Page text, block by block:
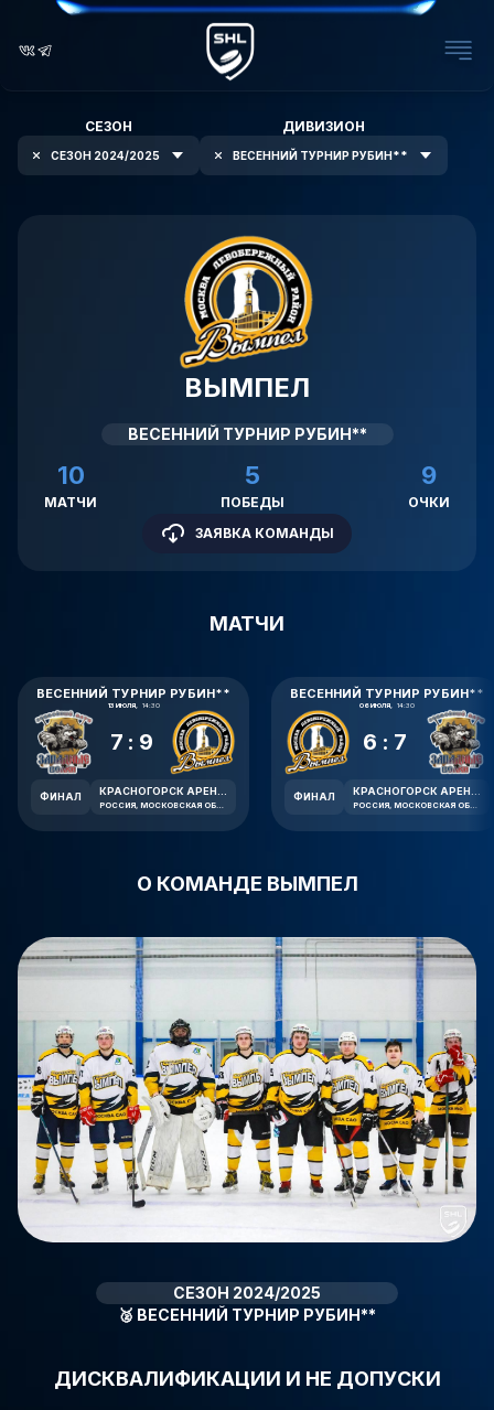
СЕЗОН
СЕЗОН 2024/2025
ДИВИЗИОН
ВЕСЕННИЙ ТУРНИР РУБИН**
ВЫМПЕЛ
ВЕСЕННИЙ ТУРНИР РУБИН**
10
МАТЧИ
5
ПОБЕДЫ
9
ОЧКИ
ЗАЯВКА КОМАНДЫ
МАТЧИ
ВЕСЕННИЙ ТУРНИР РУБИН**
13 ИЮЛЯ, 14:30
7:9
ФИНАЛ
ВЕСЕННИЙ ТУРНИР РУБИН**
06 ИЮЛЯ, 14:30
6:7
ФИНАЛ
О КОМАНДЕ ВЫМПЕЛ
СЕЗОН 2024/2025
🥈 ВЕСЕННИЙ ТУРНИР РУБИН**
ДИСКВАЛИФИКАЦИИ И НЕ ДОПУСКИ